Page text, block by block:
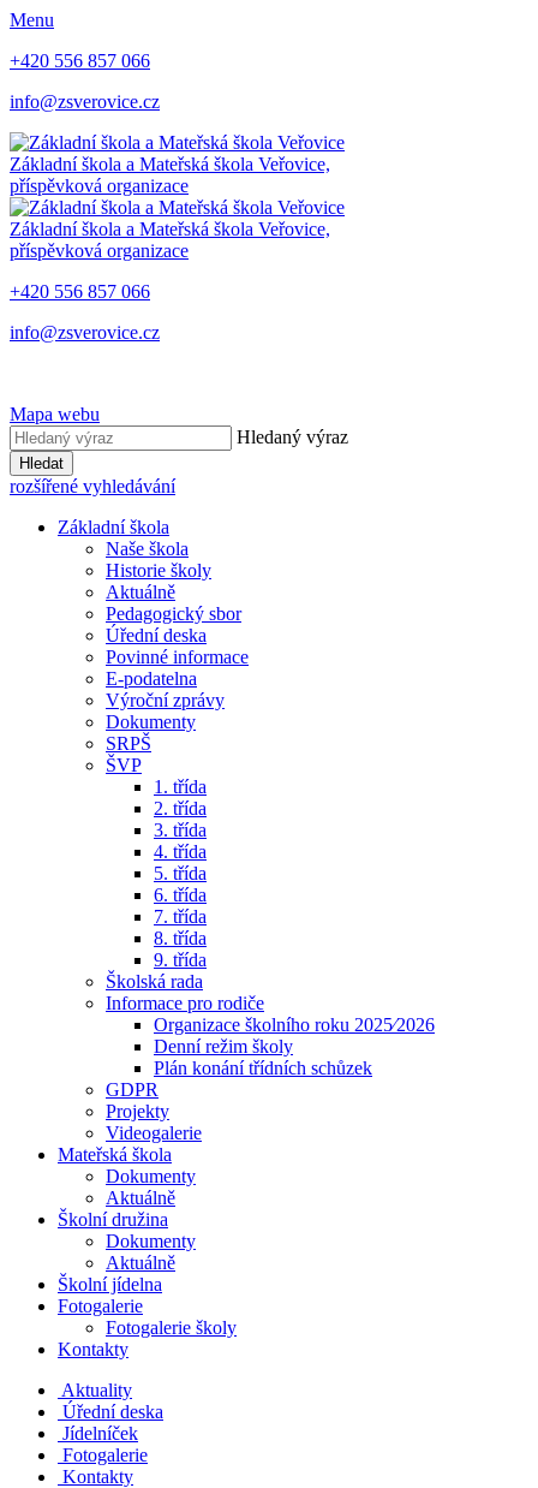
Menu
+420 556 857 066
info@zsverovice.cz
Základní škola a Mateřská škola Veřovice,
příspěvková organizace
Základní škola a Mateřská škola Veřovice,
příspěvková organizace
+420 556 857 066
info@zsverovice.cz
Mapa webu
Hledaný výraz
Hledat
rozšířené vyhledávání
Základní škola
Naše škola
Historie školy
Aktuálně
Pedagogický sbor
Úřední deska
Povinné informace
E-podatelna
Výroční zprávy
Dokumenty
SRPŠ
ŠVP
1. třída
2. třída
3. třída
4. třída
5. třída
6. třída
7. třída
8. třída
9. třída
Školská rada
Informace pro rodiče
Organizace školního roku 2025⁄2026
Denní režim školy
Plán konání třídních schůzek
GDPR
Projekty
Videogalerie
Mateřská škola
Dokumenty
Aktuálně
Školní družina
Dokumenty
Aktuálně
Školní jídelna
Fotogalerie
Fotogalerie školy
Kontakty
Aktuality
Úřední deska
Jídelníček
Fotogalerie
Kontakty